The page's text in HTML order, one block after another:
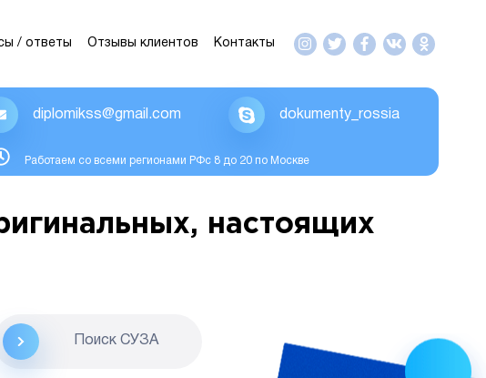
/ ответы Отзывы клиентов Контакты
diplomikss@gmail.com dokumenty_rossia
Работаем со всеми регионами РФс 8 до 20 по Москве
настоящих
Поиск CУЗА